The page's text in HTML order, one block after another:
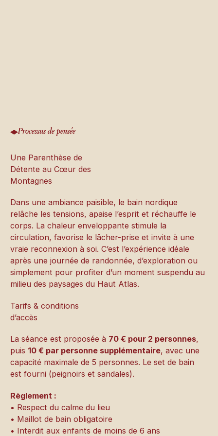
Processus de pensée
Une Parenthèse de
Détente au Cœur des
Montagnes
Dans une ambiance paisible, le bain nordique
relâche les tensions, apaise l’esprit et réchauffe le
corps. La chaleur enveloppante stimule la
circulation, favorise le lâcher-prise et invite à une
vraie reconnexion à soi. C’est l’expérience idéale
après une journée de randonnée, d’exploration ou
simplement pour profiter d’un moment suspendu au
milieu des paysages du Haut Atlas.
Tarifs & conditions
d’accès
La séance est proposée à 70 € pour 2 personnes,
puis 10 € par personne supplémentaire, avec une
capacité maximale de 5 personnes. Le set de bain
est fourni (peignoirs et sandales).
Règlement :
• Respect du calme du lieu
• Maillot de bain obligatoire
• Interdit aux enfants de moins de 6 ans